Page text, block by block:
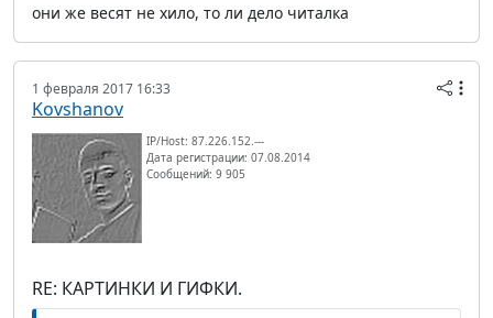
они же весят не хило, то ли дело читалка
1 февраля 2017 16:33
Kovshanov
IP/Host: 87.226.152.---
Дата регистрации: 07.08.2014
Сообщений: 9 905
RE: КАРТИНКИ И ГИФКИ.